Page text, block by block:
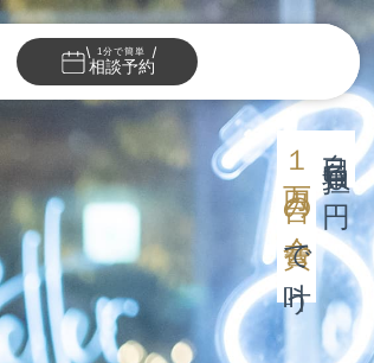
1分で簡単
相談予約
自己負担０円
１万円台の会費
で叶う